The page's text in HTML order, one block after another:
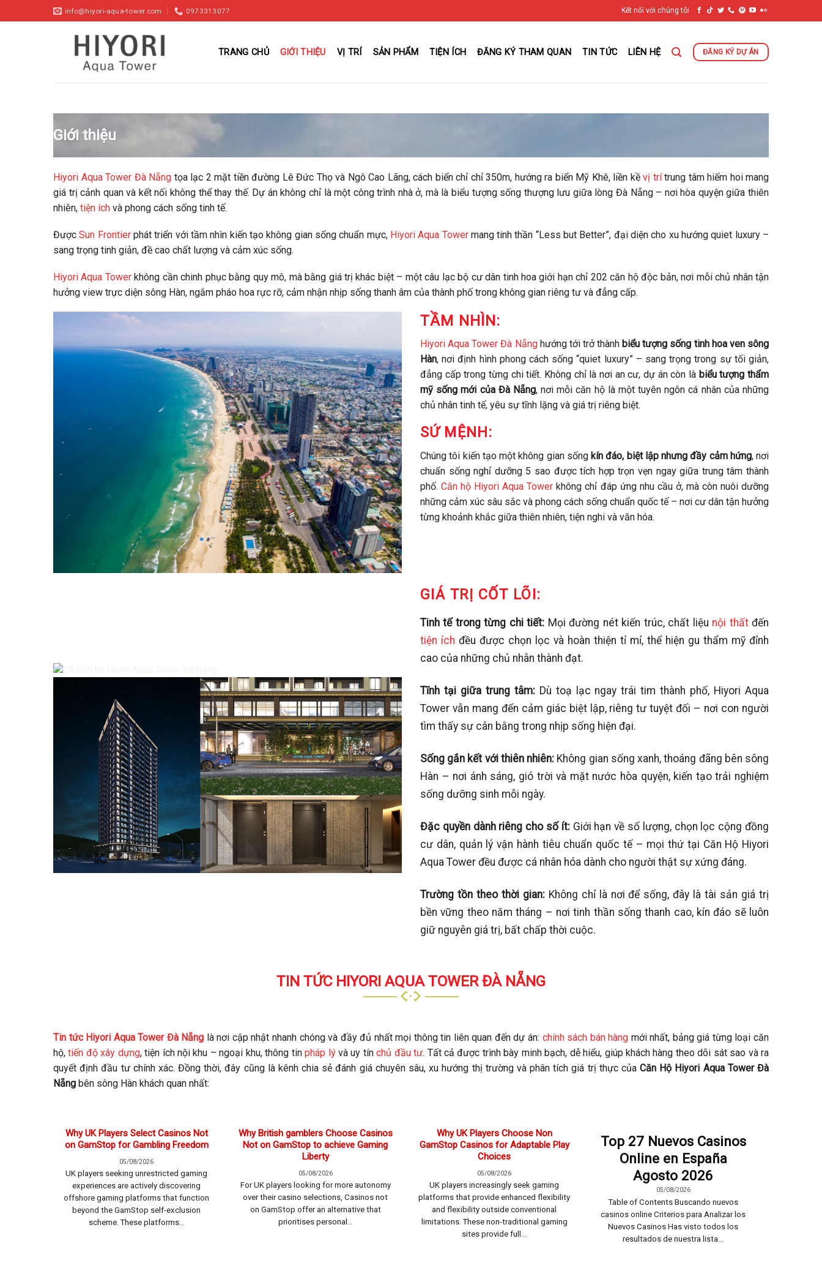
to
info@hiyori-aqua-tower.com 0973313077 Kết nối với chúng tôi
TRANG CHỦ GIỚI THIỆU VỊ TRÍ SẢN PHẨM TIỆN ÍCH ĐĂNG KÝ THAM QUAN TIN TỨC LIÊN HỆ ĐĂNG KÝ DỰ ÁN
Giới thiệu
Hiyori Aqua Tower Đà Nẵng tọa lạc 2 mặt tiền đường Lê Đức Thọ và Ngô Cao Lãng, cách biển chỉ chỉ 350m, hướng ra biển Mỹ Khê, liền kề vị trítrung tâm hiếm hoi mang
giá trị cảnh quan và kết nối không thể thay thế. Dự án không chỉ là một công trình nhà ở, mà là biểu tượng sống thượng lưu giữa lòng Đà Nẵng – nơi hòa quyện giữa thiên
nhiên, tiện ích và phong cách sống tinh tế.
ĐượcSun Frontierphát triển với tầm nhìn kiến tạo không gian sống chuẩn mực, Hiyori Aqua Towermang tinh thần “Less but Better”, đại diện cho xu hướng quiet luxury –
sang trọng tinh giản, đề cao chất lượng và cảm xúc sống.
Hiyori Aqua Towerkhông cần chinh phục bằng quy mô, mà bằng giá trị khác biệt – một câu lạc bộ cư dân tinh hoa giới hạn chỉ 202 căn hộ độc bản, nơi mỗi chủ nhân tận
hưởng view trực diện sông Hàn, ngắm pháo hoa rực rỡ, cảm nhận nhịp sống thanh âm của thành phố trong không gian riêng tư và đẳng cấp.
TẦM NHÌN:
Hiyori Aqua Tower Đà Nẵnghướng tới trở thành biểu tượng sống tinh hoa ven sông
Hàn, nơi định hình phong cách sống “quiet luxury” – sang trọng trong sự tối giản,
đẳng cấp trong từng chi tiết. Không chỉ là nơi an cư, dự án còn là biểu tượng thẩm
mỹ sống mới của Đà Nẵng, nơi mỗi căn hộ là một tuyên ngôn cá nhân của những
chủ nhân tinh tế, yêu sự tĩnh lặng và giá trị riêng biệt.
SỨ MỆNH:
Chúng tôi kiến tạo một không gian sống kín đáo, biệt lập nhưng đầy cảm hứng, nơi
chuẩn sống nghỉ dưỡng 5 sao được tích hợp trọn vẹn ngay giữa trung tâm thành
phố.Căn hộ Hiyori Aqua Tower không chỉ đáp ứng nhu cầu ở, mà còn nuôi dưỡng
những cảm xúc sâu sắc và phong cách sống chuẩn quốc tế – nơi cư dân tận hưởng
từng khoảnh khắc giữa thiên nhiên, tiện nghi và văn hóa.
GIÁ TRỊ CỐT LÕI:
Tinh tế trong từng chi tiết: Mọi đường nét kiến trúc, chất liệu nội thấtđến
tiện ích đều được chọn lọc và hoàn thiện tỉ mỉ, thể hiện gu thẩm mỹ đỉnh
cao của những chủ nhân thành đạt.
Tĩnh tại giữa trung tâm: Dù toạ lạc ngay trái tim thành phố, Hiyori Aqua
Tower vẫn mang đến cảm giác biệt lập, riêng tư tuyệt đối – nơi con người
tìm thấy sự cân bằng trong nhịp sống hiện đại.
Sống gắn kết với thiên nhiên: Không gian sống xanh, thoáng đãng bên sông
Hàn – nơi ánh sáng, gió trời và mặt nước hòa quyện, kiến tạo trải nghiệm
sống dưỡng sinh mỗi ngày.
Đặc quyền dành riêng cho số ít: Giới hạn về số lượng, chọn lọc cộng đồng
cư dân, quản lý vận hành tiêu chuẩn quốc tế – mọi thứ tại Căn Hộ Hiyori
Aqua Tower đều được cá nhân hóa dành cho người thật sự xứng đáng.
Trường tồn theo thời gian: Không chỉ là nơi để sống, đây là tài sản giá trị
bền vững theo năm tháng – nơi tinh thần sống thanh cao, kín đáo sẽ luôn
giữ nguyên giá trị, bất chấp thời cuộc.
TIN TỨC HIYORI AQUA TOWER ĐÀ NẴNG
Tin tức Hiyori Aqua Tower Đà Nẵng là nơi cập nhật nhanh chóng và đầy đủ nhất mọi thông tin liên quan đến dự án: chính sách bán hàng mới nhất, bảng giá từng loại căn
hộ,tiến độ xây dựng, tiện ích nội khu – ngoại khu, thông tinpháp lývà uy tínchủ đầu tư. Tất cả được trình bày minh bạch, dễ hiểu, giúp khách hàng theo dõi sát sao và ra
quyết định đầu tư chính xác. Đồng thời, đây cũng là kênh chia sẻ đánh giá chuyên sâu, xu hướng thị trường và phân tích giá trị thực củaCăn Hộ Hiyori Aqua Tower Đà
Nẵng bên sông Hàn khách quan nhất:
Why UK Players Select Casinos Not
on GamStop for Gambling Freedom
05/08/2026
UK players seeking unrestricted gaming
experiences are actively discovering
offshore gaming platforms that function
beyond the GamStop self-exclusion
scheme. These platforms...
Why British gamblers Choose Casinos
Not on GamStop to achieve Gaming
Liberty
05/08/2026
For UK players looking for more autonomy
over their casino selections, Casinos not
on GamStop offer an alternative that
prioritises personal...
Why UK Players Choose Non
GamStop Casinos for Adaptable Play
Choices
05/08/2026
UK players increasingly seek gaming
platforms that provide enhanced flexibility
and flexibility outside conventional
limitations. These non-traditional gaming
sites provide full...
Top 27 Nuevos Casinos
Online en España
Agosto 2026
05/08/2026
Table of Contents Buscando nuevos
casinos online Criterios para Analizar los
Nuevos Casinos Has visto todos los
resultados de nuestra lista...